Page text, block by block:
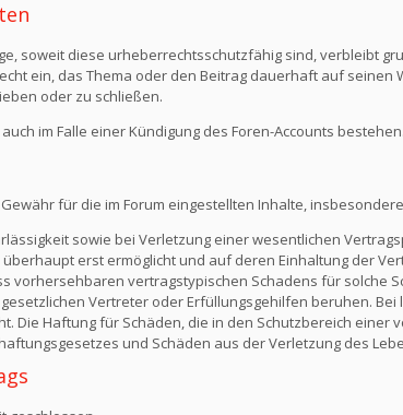
soweit diese urheberrechtsschutzfähig sind, verbleibt
ein, das Thema oder den Beitrag dauerhaft auf
oder zu schließen.
im Falle einer Kündigung des Foren-Accounts bestehen.
für die im Forum eingestellten Inhalte,
sowie bei Verletzung einer wesentlichen
erst ermöglicht und auf deren Einhaltung der
vorhersehbaren vertragstypischen Schadens für solche
Vertreter oder Erfüllungsgehilfen beruhen.
Die Haftung für Schäden, die in den Schutzbereich
und Schäden aus der Verletzung des